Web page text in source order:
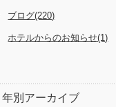
ブログ(220)
ホテルからのお知らせ(1)
年別アーカイブ